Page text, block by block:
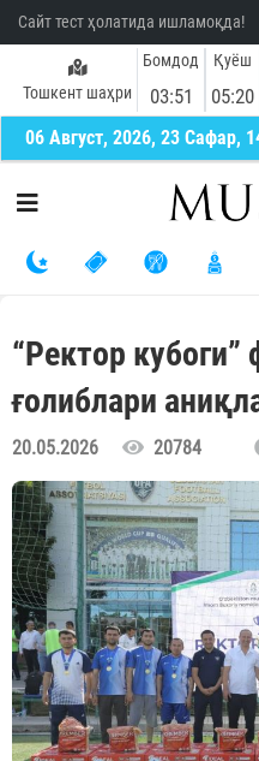
Сайт тест ҳолатида ишламоқда!
Тошкент шаҳри
Бомдод
03:51
Қуёш
05:20
06 Август, 2026, 23 Сафар,
“Ректор
ғолиблари
20.05.2026 20784